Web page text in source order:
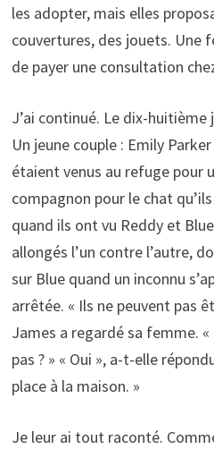
les adopter, mais elles
couvertures, des jouets. Une
de payer une consultation
J’ai continué. Le dix-
Un jeune couple : Emily
étaient venus au refuge pour
compagnon pour le chat
quand ils ont vu Reddy et
allongés l’un contre l’autre,
sur Blue quand un inconnu
arrêtée. « Ils ne peuvent pas
James a regardé sa femme. «
pas ? » « Oui », a-t-elle
place à la maison. »
Je leur ai tout raconté.